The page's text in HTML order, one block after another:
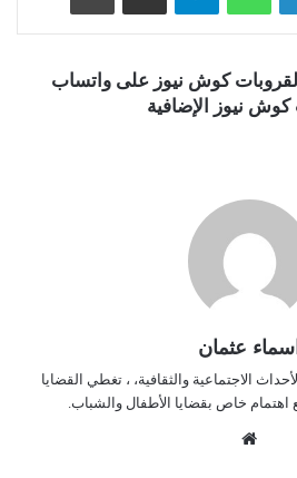
لقروبات كوش نيوز على واتساب
نيوز الإضافية
اسماء عثمان
الاجتماعية والثقافية، ، تغطي القضايا
مع اهتمام خاص بقضايا الأطفال والشباب.